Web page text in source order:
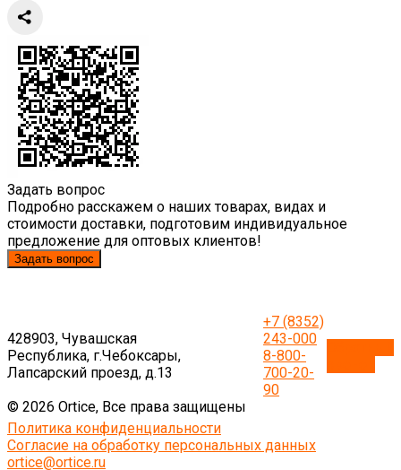
Задать вопрос
Подробно расскажем о наших товарах, видах и
стоимости доставки, подготовим индивидуальное
предложение для оптовых клиентов!
Задать вопрос
428903, Чувашская
Республика, г.Чебоксары,
Лапсарский проезд, д.13
+7 (8352)
243-000
8-800-
700-20-
90
© 2026 Ortice, Все права защищены
Политика конфиденциальности
Согласие на обработку персональных данных
ortice@ortice.ru